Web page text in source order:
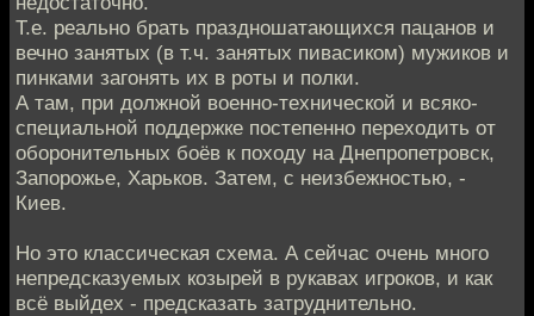
Т.е. реально брать праздношатающихся пацанов и
вечно занятых (в т.ч. занятых пивасиком) мужиков и
пинками загонять их в роты и полки.
А там, при должной военно-технической и всяко-
специальной поддержке постепенно переходить от
оборонительных боёв к походу на Днепропетровск,
Запорожье, Харьков. Затем, с неизбежностью, -
Киев.
Но это классическая схема. А сейчас очень много
непредсказуемых козырей в рукавах игроков, и как
всё выйдех - предсказать затруднительно.